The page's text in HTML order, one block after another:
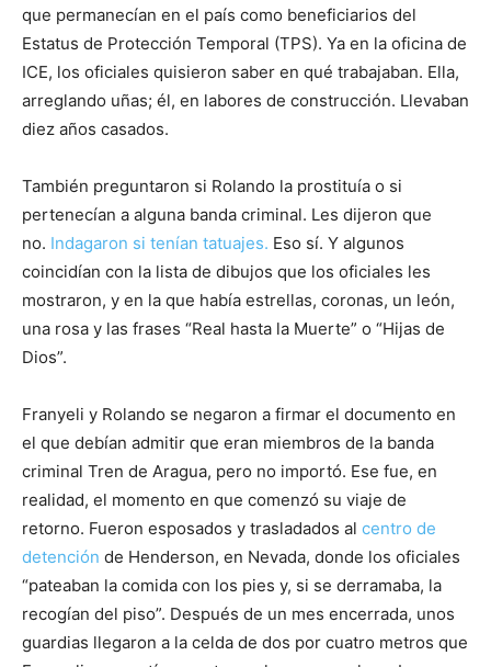
que permanecían en el país como beneficiarios del
Estatus de Protección Temporal (TPS). Ya en la oficina de
ICE, los oficiales quisieron saber en qué trabajaban. Ella,
arreglando uñas; él, en labores de construcción. Llevaban
diez años casados.
También preguntaron si Rolando la prostituía o si
pertenecían a alguna banda criminal. Les dijeron que
no. Indagaron si tenían tatuajes. Eso sí. Y algunos
coincidían con la lista de dibujos que los oficiales les
mostraron, y en la que había estrellas, coronas, un león,
una rosa y las frases “Real hasta la Muerte” o “Hijas de
Dios”.
Franyeli y Rolando se negaron a firmar el documento en
el que debían admitir que eran miembros de la banda
criminal Tren de Aragua, pero no importó. Ese fue, en
realidad, el momento en que comenzó su viaje de
retorno. Fueron esposados y trasladados al centro de
detención de Henderson, en Nevada, donde los oficiales
“pateaban la comida con los pies y, si se derramaba, la
recogían del piso”. Después de un mes encerrada, unos
guardias llegaron a la celda de dos por cuatro metros que